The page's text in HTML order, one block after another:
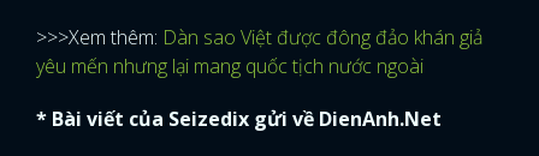
>>>Xem thêm: Dàn sao Việt được đông đảo khán giả
yêu mến nhưng lại mang quốc tịch nước ngoài
* Bài viết của Seizedix gửi về DienAnh.Net